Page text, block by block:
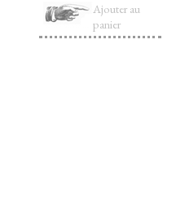
Ajouter au
panier